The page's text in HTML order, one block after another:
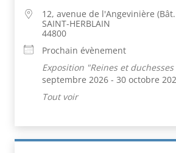
12, avenue de l'Angevinière
SAINT-HERBLAIN
44800
Prochain évènement
Exposition "Reines et
septembre 2026 - 30 octobre
Tout voir